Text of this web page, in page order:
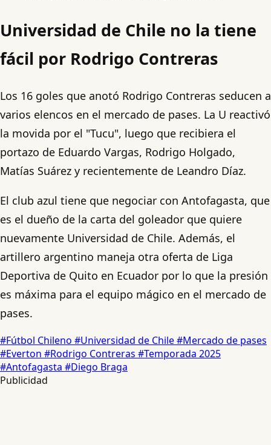
Universidad de Chile no la tiene
fácil por Rodrigo Contreras
Los 16 goles que anotó Rodrigo Contreras seducen a
varios elencos en el mercado de pases. La U reactivó
la movida por el "Tucu", luego que recibiera el
portazo de Eduardo Vargas, Rodrigo Holgado,
Matías Suárez y recientemente de Leandro Díaz.
El club azul tiene que negociar con Antofagasta, que
es el dueño de la carta del goleador que quiere
nuevamente Universidad de Chile. Además, el
artillero argentino maneja otra oferta de Liga
Deportiva de Quito en Ecuador por lo que la presión
es máxima para el equipo mágico en el mercado de
pases.
#Fútbol Chileno #Universidad de Chile#Mercado de pases
#Everton #Rodrigo Contreras #Temporada 2025
#Antofagasta #Diego Braga
Publicidad